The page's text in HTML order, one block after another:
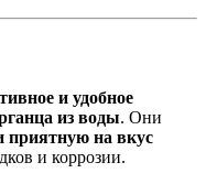
и удобное
из воды. Они
приятную на вкус
и коррозии.